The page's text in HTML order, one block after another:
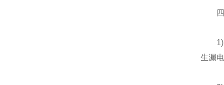
四
1)电
生漏